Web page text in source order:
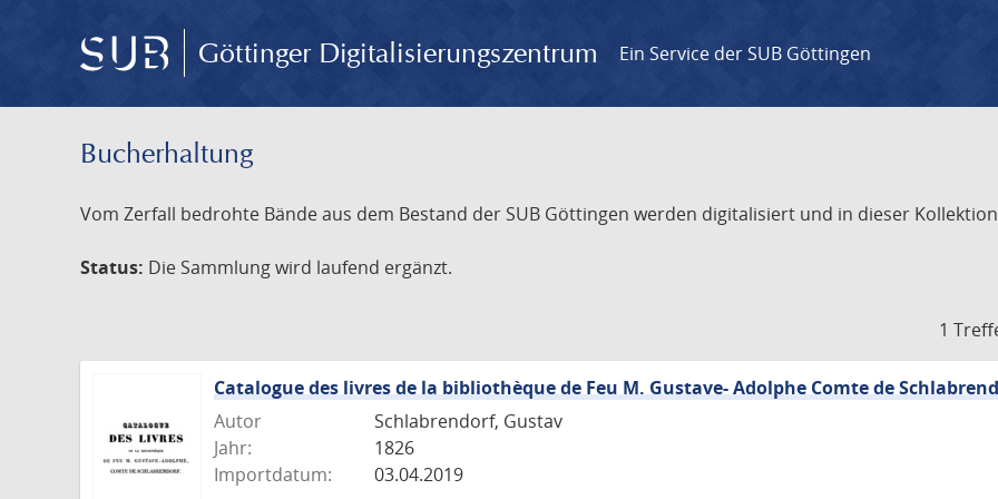
Göttinger Digitalisierungszentrum Ein Service der SUB Göttingen
Bucherhaltung
Vom Zerfall bedrohte Bände aus dem Bestand der SUB Göttingen werden digitalisiert und in dieser
Status: Die Sammlung wird laufend ergänzt.
1
Catalogue des livres de la bibliothèque de Feu M. Gustave- Adolphe Comte de
Autor
Schlabrendorf, Gustav
Jahr:
1826
Importdatum:
03.04.2019